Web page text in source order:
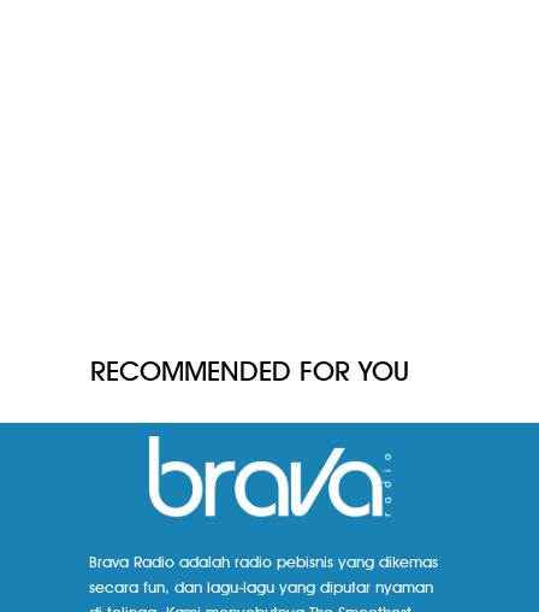
RECOMMENDED FOR YOU
Brava Radio adalah radio pebisnis yang dikemas
secara fun, dan lagu-lagu yang diputar nyaman